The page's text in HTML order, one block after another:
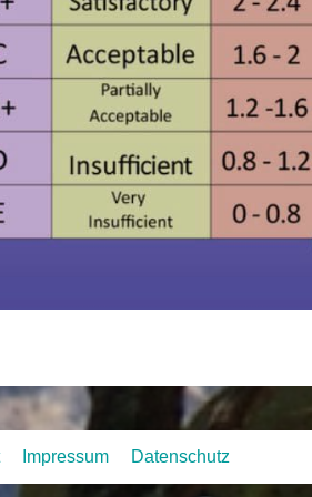
2082 (2025/26)
Impressum Datenschutz